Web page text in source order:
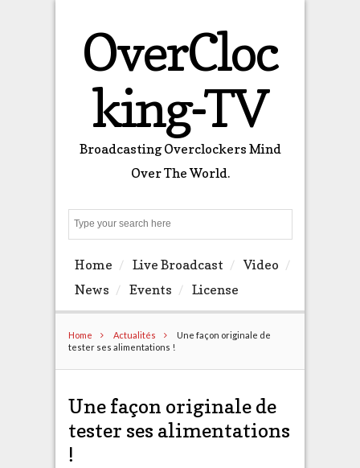
OverCloc
king-TV
Broadcasting Overclockers Mind
Over The World.
Home Live Broadcast
Video
News
Events License
Home Actualités
Une façon originale de
tester ses alimentations !
Une façon originale de
tester ses alimentations
!